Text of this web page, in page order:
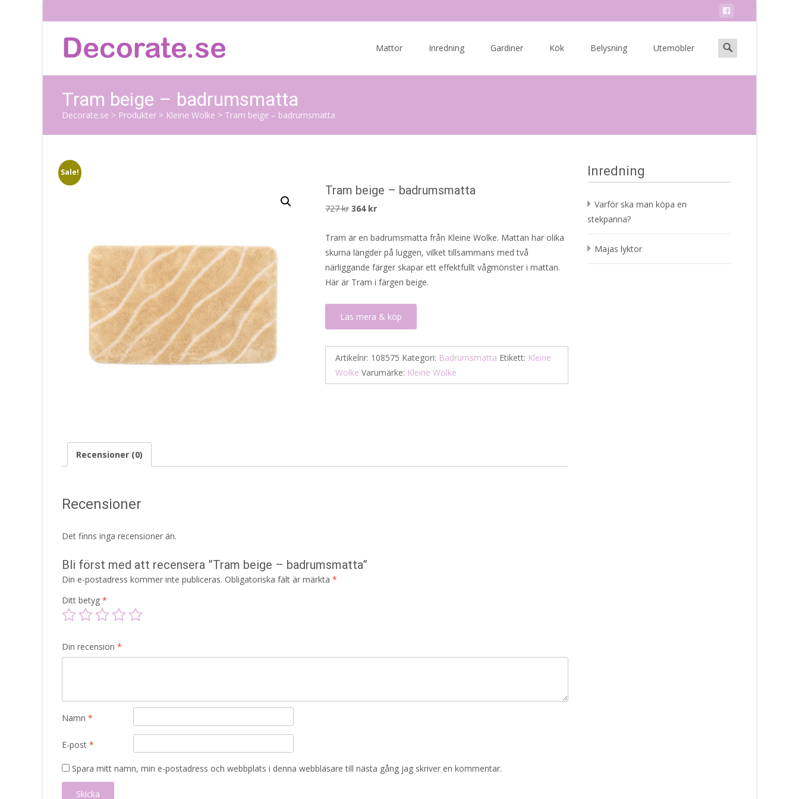
Mattor Inredning Gardiner Kök Belysning Utemöbler
Search
for:
Tram beige – badrumsmatta
Decorate.se > Produkter > Kleine Wolke > Tram beige – badrumsmatta
Sale!
Tram beige – badrumsmatta
727kr Det
priset
var:
727 kr.
364 krDet
priset
är:
364 kr.
Tram är en badrumsmatta från Kleine Wolke. Mattan har olika
skurna längder på luggen, vilket tillsammans med två
närliggande färger skapar ett effektfullt vågmönster i mattan.
Här är Tram i färgen beige.
Läs mera & köp
Artikelnr: 108575 Kategori: Badrumsmatta Etikett: Kleine
Wolke Varumärke: Kleine Wolke
Recensioner (0)
Recensioner
Det finns inga recensioner än.
Bli först med att recensera ”Tram beige – badrumsmatta”
Din e-postadress kommer inte publiceras. Obligatoriska fält är märkta *
Ditt betyg *
Din recension *
Namn *
E-post *
Spara mitt namn, min e-postadress och webbplats i denna webbläsare till nästa gång jag skriver en kommentar.
Inredning
Varför ska man köpa en
stekpanna?
Majas lyktor